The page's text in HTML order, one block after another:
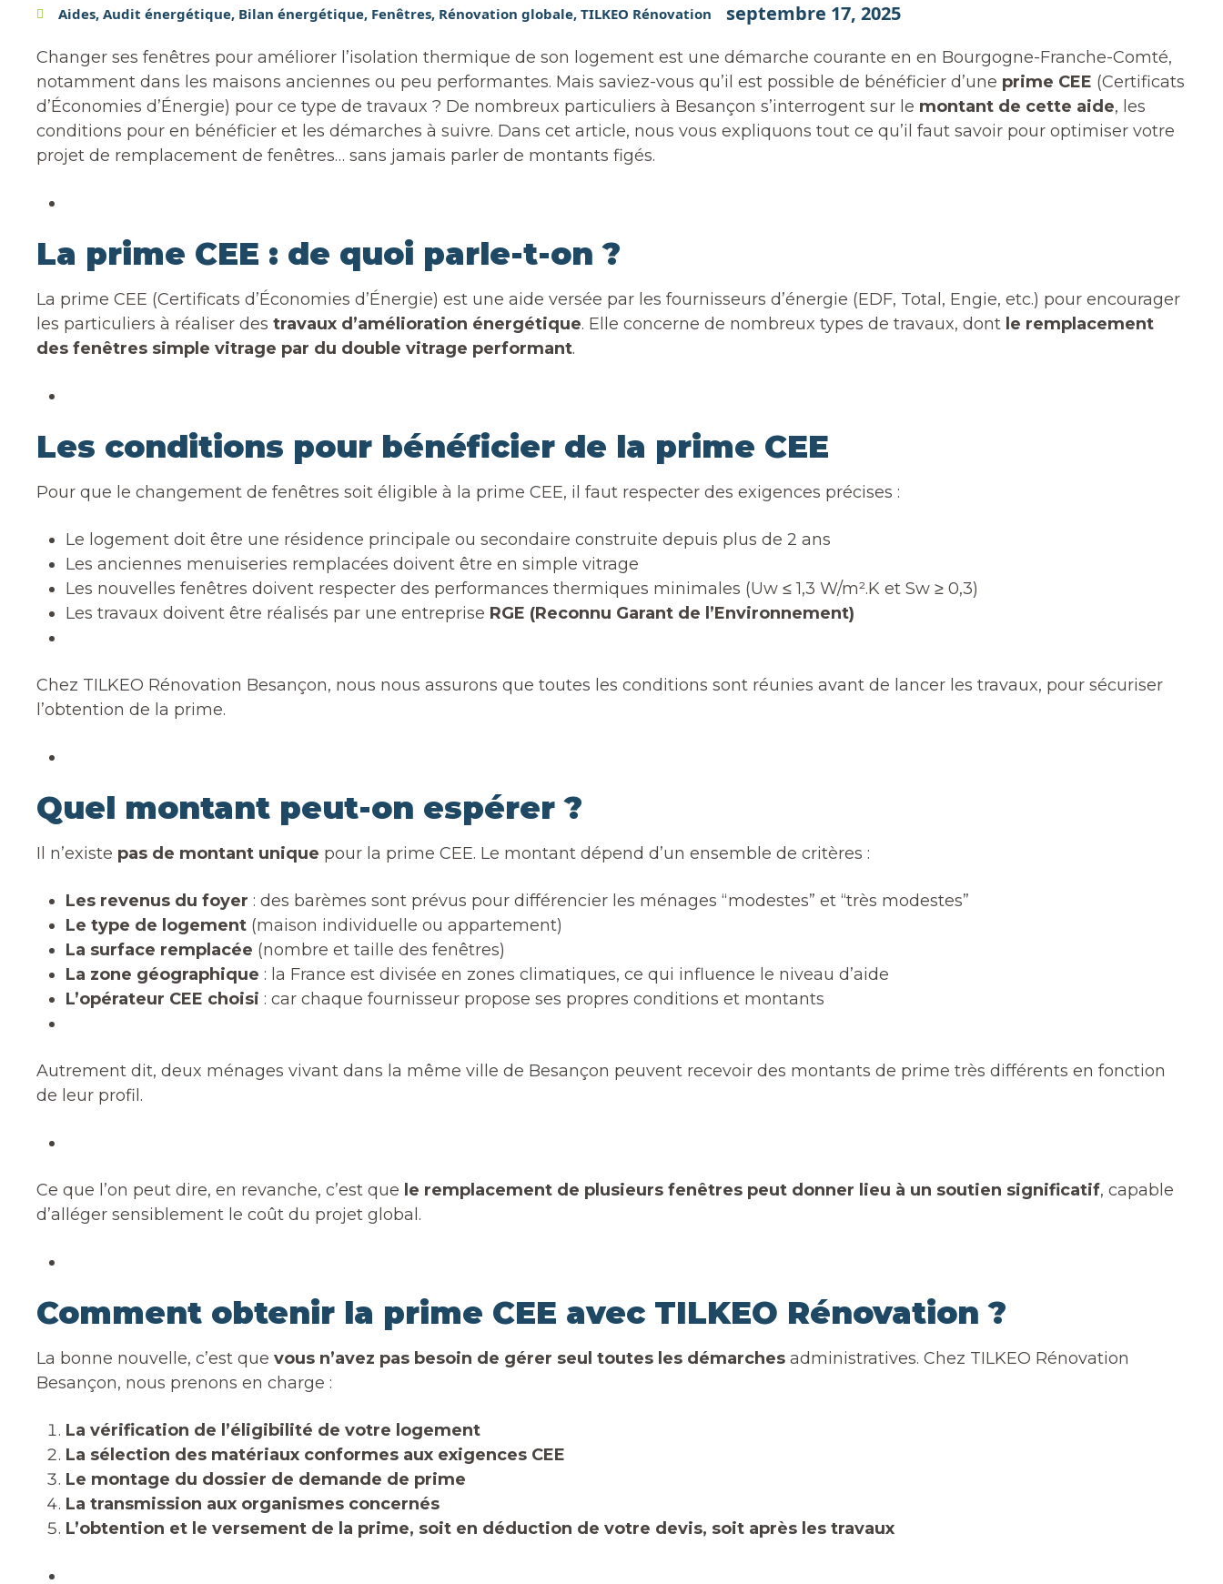
Aides, Audit énergétique, Bilan énergétique, Fenêtres, Rénovation globale, TILKEO Rénovation septembre 17, 2025
Changer ses fenêtres pour améliorer l’isolation thermique de son logement est une démarche courante en en Bourgogne-Franche-Comté,
notamment dans les maisons anciennes ou peu performantes. Mais saviez-vous qu’il est possible de bénéficier d’une prime CEE (Certificats
d’Économies d’Énergie) pour ce type de travaux ? De nombreux particuliers à Besançon s’interrogent sur le montant de cette aide, les
conditions pour en bénéficier et les démarches à suivre. Dans cet article, nous vous expliquons tout ce qu’il faut savoir pour optimiser votre
projet de remplacement de fenêtres… sans jamais parler de montants figés.
La prime CEE : de quoi parle-t-on ?
La prime CEE (Certificats d’Économies d’Énergie) est une aide versée par les fournisseurs d’énergie (EDF, Total, Engie, etc.) pour encourager
les particuliers à réaliser des travaux d’amélioration énergétique. Elle concerne de nombreux types de travaux, dont le remplacement
des fenêtres simple vitrage par du double vitrage performant.
Les conditions pour bénéficier de la prime CEE
Pour que le changement de fenêtres soit éligible à la prime CEE, il faut respecter des exigences précises :
Le logement doit être une résidence principale ou secondaire construite depuis plus de 2 ans
Les anciennes menuiseries remplacées doivent être en simple vitrage
Les nouvelles fenêtres doivent respecter des performances thermiques minimales (Uw ≤ 1,3 W/m².K et Sw ≥ 0,3)
Les travaux doivent être réalisés par une entreprise RGE (Reconnu Garant de l’Environnement)
Chez TILKEO Rénovation Besançon, nous nous assurons que toutes les conditions sont réunies avant de lancer les travaux, pour sécuriser
l’obtention de la prime.
Quel montant peut-on espérer ?
Il n’existe pas de montant unique pour la prime CEE. Le montant dépend d’un ensemble de critères :
Les revenus du foyer : des barèmes sont prévus pour différencier les ménages “modestes” et “très modestes”
Le type de logement (maison individuelle ou appartement)
La surface remplacée (nombre et taille des fenêtres)
La zone géographique : la France est divisée en zones climatiques, ce qui influence le niveau d’aide
L’opérateur CEE choisi : car chaque fournisseur propose ses propres conditions et montants
Autrement dit, deux ménages vivant dans la même ville de Besançon peuvent recevoir des montants de prime très différents en fonction
de leur profil.
Ce que l’on peut dire, en revanche, c’est que le remplacement de plusieurs fenêtres peut donner lieu à un soutien significatif, capable
d’alléger sensiblement le coût du projet global.
Comment obtenir la prime CEE avec TILKEO Rénovation ?
La bonne nouvelle, c’est que vous n’avez pas besoin de gérer seul toutes les démarches administratives. Chez TILKEO Rénovation
Besançon, nous prenons en charge :
La vérification de l’éligibilité de votre logement
La sélection des matériaux conformes aux exigences CEE
Le montage du dossier de demande de prime
La transmission aux organismes concernés
L’obtention et le versement de la prime, soit en déduction de votre devis, soit après les travaux